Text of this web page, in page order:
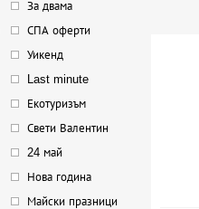
За двама
СПА оферти
Уикенд
Last minute
Екотуризъм
Свети Валентин
24 май
Нова година
Майски празници